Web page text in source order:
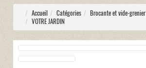
Accueil Catégories Brocante et vide-grenier
VOTRE JARDIN